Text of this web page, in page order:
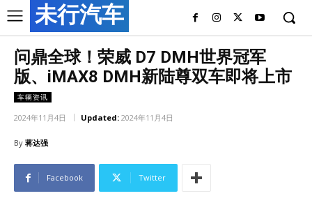
未行汽车
问鼎全球！荣威 D7 DMH世界冠军
版、iMAX8 DMH新陆尊双车即将上市
车辆资讯
2024年11月4日 Updated: 2024年11月4日
By 蒋达强
Facebook Twitter